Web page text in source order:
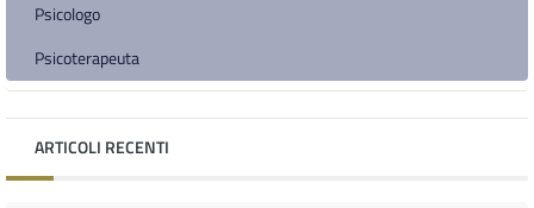
Psicologo
Psicoterapeuta
ARTICOLI RECENTI